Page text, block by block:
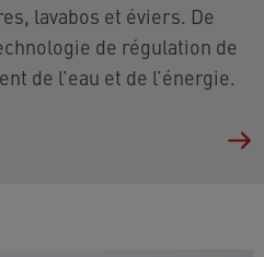
lavabos et éviers. De
de régulation de
de l’eau et de l’énergie.